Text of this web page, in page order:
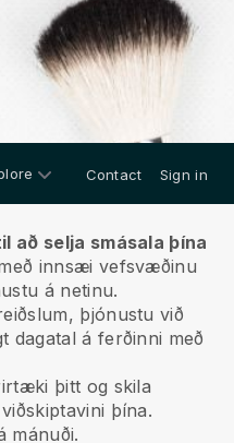
Contact Sign in
að selja smásala þína
innsæi vefsvæðinu
á netinu.
þjónustu við
dagatal á ferðinni með
þitt og skila
þína.
mánuði.